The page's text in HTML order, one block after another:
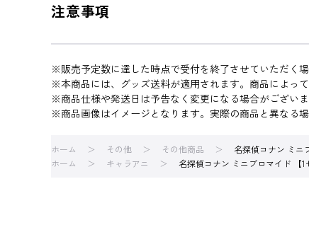
注意事項
※販売予定数に達した時点で受付を終了させていただく場
※本商品には、グッズ送料が適用されます。商品によっ
※商品仕様や発送日は予告なく変更になる場合がございま
※商品画像はイメージとなります。実際の商品と異なる場
ホーム その他 その他商品
名探偵コナン ミニ
ホーム
キャラアニ 名探偵コナン ミニブロマイド 【1